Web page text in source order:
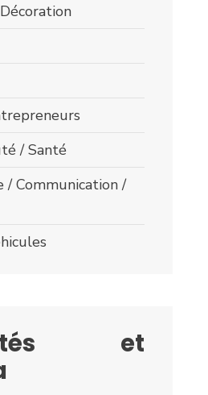
/ Santé
/ Communication /
et